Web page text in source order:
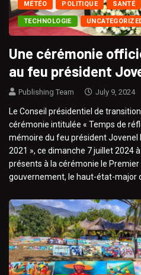
MÉTÉO POLITIQUE SANTÉ
TECHNOLOGIE
Une cérémonie
au feu président
Publishing Team July 9, 2024
Le Conseil présidentiel de
cérémonie intitulée « Temps de
mémoire du feu président Jovenel
2021 », ce dimanche 7 juillet 2024
présents à la cérémonie le
gouvernement, le haut-état-major